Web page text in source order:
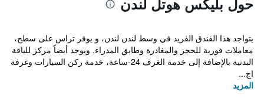
يتواجد هذا الفندق الفريد في وسط لندن لندن، و يوفر تراس على سطح،
معاملات فورية للحجز والمغادرة وطابق المدراء. ويوجد أيضاً مركز للياقة
البدنية بالإضافة إلى خدمة الغرف 24-ساعة، خدمة ركن السيارات وغرفة
اج...
المزيد